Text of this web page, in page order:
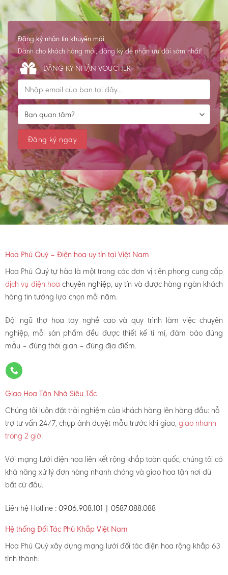
Đăng ký nhận tin khuyến mãi
Dành cho khách hàng mới, đăng ký để nhận ưu đãi sớm nhất!
ĐĂNG KÝ NHẬN VOUCHER
Hoa Phú Quý – Điện hoa uy tín tại Việt Nam
Hoa Phú Quý tự hào là một trong các đơn vị tiên phong cung cấp
dịch vụ điện hoachuyên nghiệp, uy tín và được hàng ngàn khách
hàng tin tưởng lựa chọn mỗi năm.
Đội ngũ thợ hoa tay nghề cao và quy trình làm việc chuyên
nghiệp, mỗi sản phẩm đều được thiết kế tỉ mỉ, đảm bảo đúng
mẫu – đúng thời gian – đúng địa điểm.
Giao Hoa Tận Nhà Siêu Tốc
Chúng tôi luôn đặt trải nghiệm của khách hàng lên hàng đầu: hỗ
trợ tư vấn 24/7, chụp ảnh duyệt mẫu trước khi giao,giao nhanh
trong 2 giờ.
Với mạng lưới điện hoa liên kết rộng khắp toàn quốc, chúng tôi có
khả năng xử lý đơn hàng nhanh chóng và giao hoa tận nơi dù
bất cứ đâu.
Liên hệ Hotline : 0906.908.101 | 0587.088.088
Hệ thống Đối Tác Phủ Khắp Việt Nam
Hoa Phú Quý xây dựng mạng lưới đối tác điện hoa rộng khắp 63
tỉnh thành: